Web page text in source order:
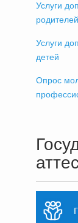
Услуги
родителей
Услуги
детей
Опрос